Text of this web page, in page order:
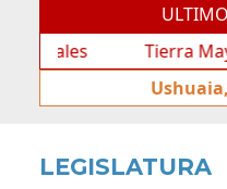
Tierra Mayor
LEGISLATURA